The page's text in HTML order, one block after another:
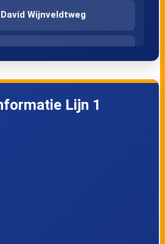
Wijnveldtweg
P.W. Janssen
Lijn 1